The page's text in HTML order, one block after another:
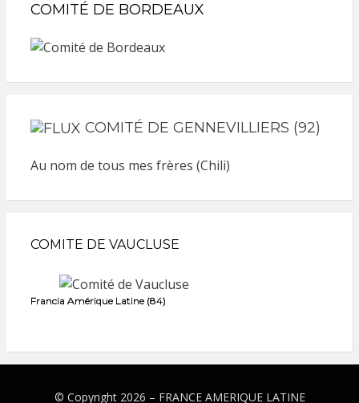
COMITÉ DE BORDEAUX
COMITÉ DE GENNEVILLIERS (92)
Au nom de tous mes frères (Chili)
COMITE DE VAUCLUSE
Francia Amérique Latine (84)
© Copyright 2026 – FRANCE AMERIQUE LATINE